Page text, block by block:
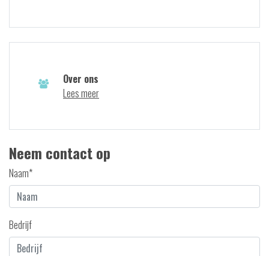
Over ons
Lees meer
Neem contact op
Naam*
Bedrijf